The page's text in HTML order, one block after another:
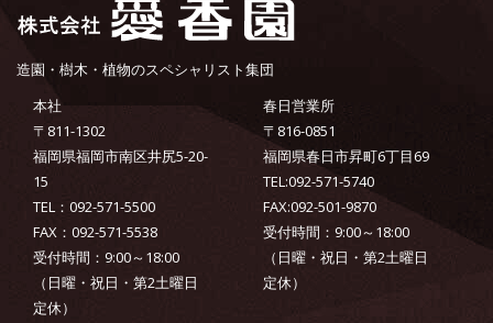
造園・樹木・植物のスペシャリスト集団
本社
〒811-1302
福岡県福岡市南区井尻5-20-
15
TEL：092-571-5500
FAX：092-571-5538
受付時間：9:00～18:00
（日曜・祝日・第2土曜日
定休）
春日営業所
〒816-0851
福岡県春日市昇町6丁目69
TEL:092-571-5740
FAX:092-501-9870
受付時間：9:00～18:00
（日曜・祝日・第2土曜日
定休）